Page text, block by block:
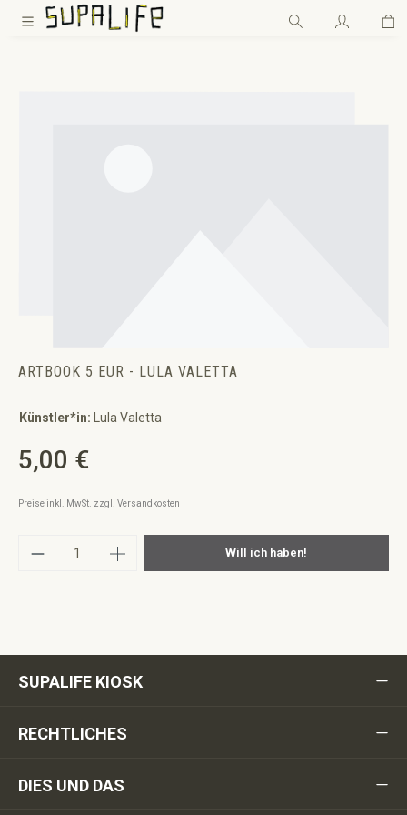
Zum Hauptinhalt springen
ARTBOOK 5 EUR - LULA VALETTA
Künstler*in: Lula Valetta
Regulärer Preis:
5,00 €
Preise inkl. MwSt. zzgl. Versandkosten
Produkt Anzahl: Gib den gewünschten
Will ich haben!
SUPALIFE KIOSK
RECHTLICHES
DIES UND DAS